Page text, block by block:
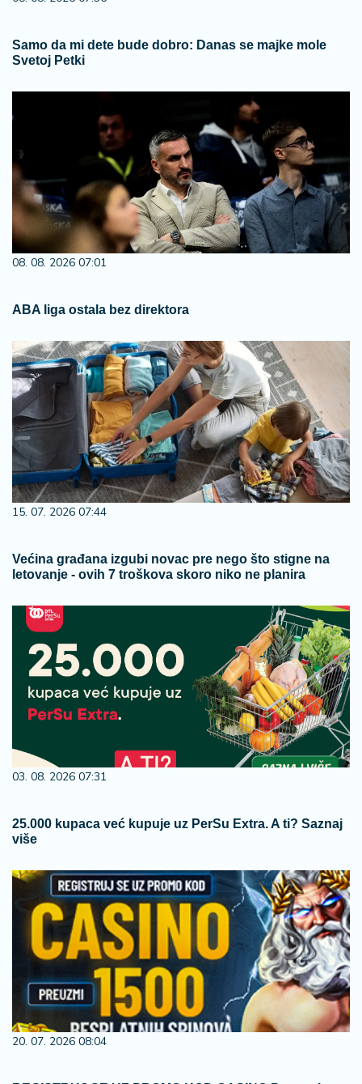
Samo da mi dete bude dobro: Danas se majke mole
Svetoj Petki
08. 08. 2026 07:01
ABA liga ostala bez direktora
15. 07. 2026 07:44
Većina građana izgubi novac pre nego što stigne na
letovanje - ovih 7 troškova skoro niko ne planira
03. 08. 2026 07:31
25.000 kupaca već kupuje uz PerSu Extra. A ti? Saznaj
više
20. 07. 2026 08:04